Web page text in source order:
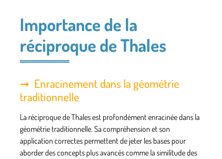
Importance de la
réciproque de Thales
Enracinement dans la géométrie
traditionnelle
La réciproque de Thales est profondément enracinée dans la
géométrie traditionnelle. Sa compréhension et son
application correctes permettent de jeter les bases pour
aborder des concepts plus avancés comme la similitude des